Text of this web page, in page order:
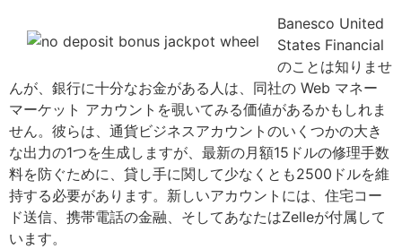
Banesco United
States Financial
のことは知りませ
んが、銀行に十分なお金がある人は、同社の Web マネー
マーケット アカウントを覗いてみる価値があるかもしれま
せん。彼らは、通貨ビジネスアカウントのいくつかの大き
な出力の1つを生成しますが、最新の月額15ドルの修理手数
料を防ぐために、貸し手に関して少なくとも2500ドルを維
持する必要があります。新しいアカウントには、住宅コー
ド送信、携帯電話の金融、そしてあなたはZelleが付属して
います。